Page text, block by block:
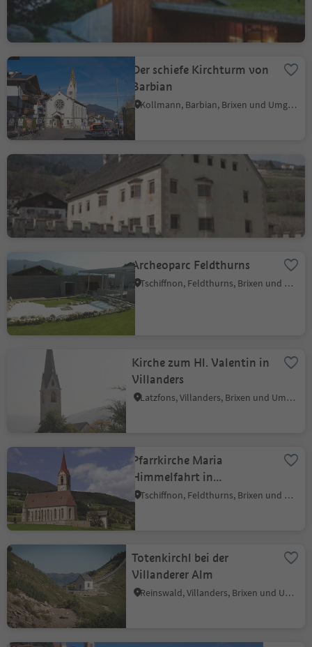
Der schiefe Kirchturm von
Barbian
Kollmann, Barbian, Brixen und Umgebung
Schloss Velthurns
Archeoparc Feldthurns
Tschiffnon, Feldthurns, Brixen und Umgebung
Kirche zum Hl. Valentin in
Villanders
Latzfons, Villanders, Brixen und Umgebung
Pfarrkirche Maria
Himmelfahrt in
Feldthurns
Tschiffnon, Feldthurns, Brixen und Umgebung
Totenkirchl bei der
Villanderer Alm
Reinswald, Villanders, Brixen und Umgebung